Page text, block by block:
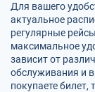
Для вашего
актуальное
регулярные
максимальное
зависит от
обслуживания и
покупаете